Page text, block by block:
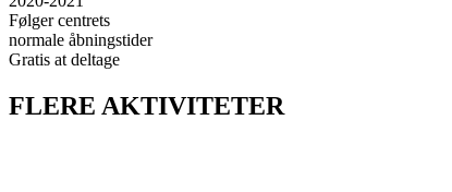
Følger centrets
normale åbningstider
Gratis at deltage
FLERE AKTIVITETER